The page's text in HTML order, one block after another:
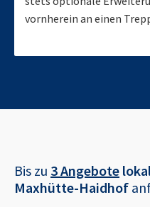
vornherein an einen
Bis zu 3 Angebote
Maxhütte-Haidhof